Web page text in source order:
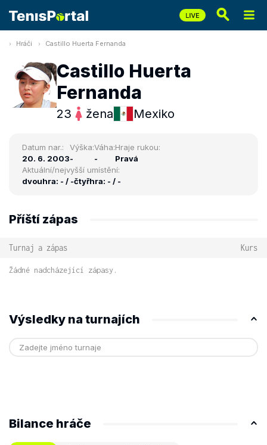
Hráči Castillo Huerta Fernanda
Castillo Huerta
Fernanda
23 žena Mexiko
Datum nar.:
20. 6. 2003
Výška:
-
Váha:
-
Hraje rukou:
Pravá
Aktuální/nejvyšší umístění:
dvouhra: - / -čtyřhra: - / -
Příští zápas
Turnaj a zápas Kurs
Žádné nadcházející zápasy.
Výsledky na turnajích
Bilance hráče